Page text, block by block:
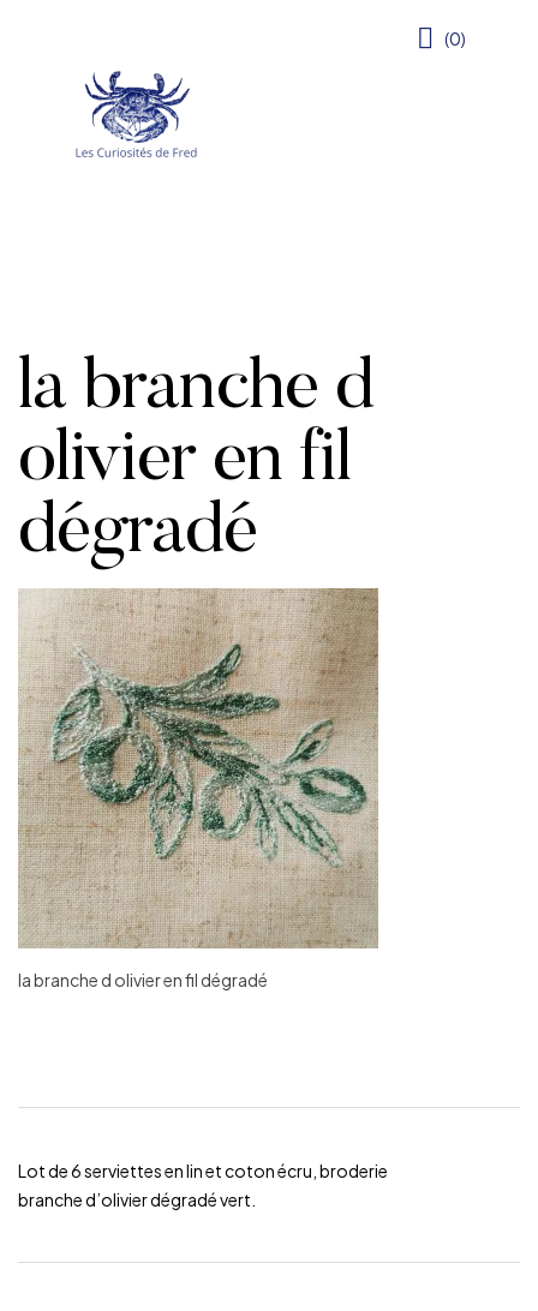
(0)
la branche d
olivier en fil
dégradé
la branche d olivier en fil dégradé
Lot de 6 serviettes en lin et coton écru, broderie
branche d’olivier dégradé vert.